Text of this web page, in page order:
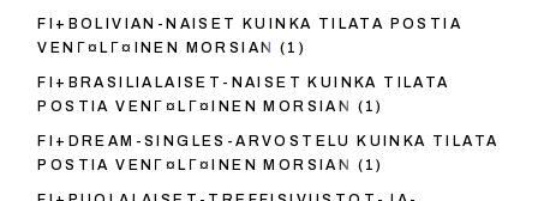
FI+BOLIVIAN-NAISET KUINKA TILATA POSTIA
VENГ¤LГ¤INEN MORSIAN
(1)
FI+BRASILIALAISET-NAISET KUINKA TILATA
POSTIA VENГ¤LГ¤INEN MORSIAN
(1)
FI+DREAM-SINGLES-ARVOSTELU KUINKA TILATA
POSTIA VENГ¤LГ¤INEN MORSIAN
(1)